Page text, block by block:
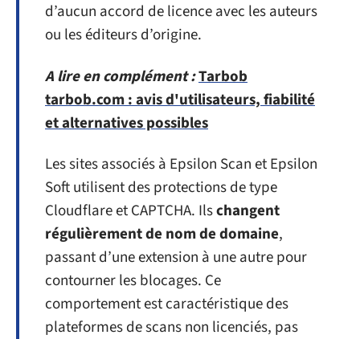
d’aucun accord de licence avec les auteurs
ou les éditeurs d’origine.
A lire en complément :Tarbob
tarbob.com : avis d'utilisateurs, fiabilité
et alternatives possibles
Les sites associés à Epsilon Scan et Epsilon
Soft utilisent des protections de type
Cloudflare et CAPTCHA. Ilschangent
régulièrement de nom de domaine,
passant d’une extension à une autre pour
contourner les blocages. Ce
comportement est caractéristique des
plateformes de scans non licenciés, pas